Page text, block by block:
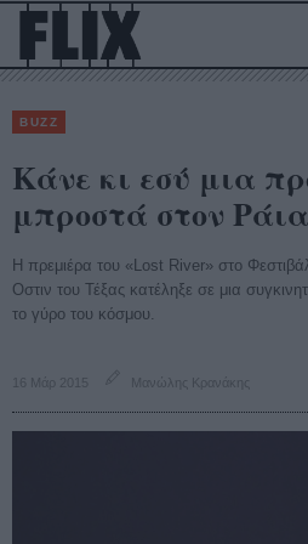
BUZZ
Κάνε κι εσύ μια
μπροστά στον
H πρεμιέρα του «Lost River» στο
Οστιν του Τέξας κατέληξε σε μια
το γύρο του κόσμου.
16 Μάρ 2015 Μανώλης Κρανάκης